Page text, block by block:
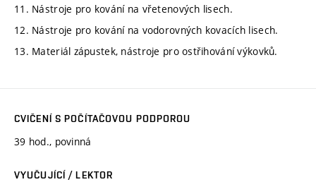
11. Nástroje pro kování na vřetenových lisech.
12. Nástroje pro kování na vodorovných kovacích lisech.
13. Materiál zápustek, nástroje pro ostřihování výkovků.
CVIČENÍ S POČÍTAČOVOU PODPOROU
39 hod., povinná
VYUČUJÍCÍ / LEKTOR